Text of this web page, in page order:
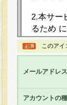
2.本サー
るため
ト（以下
ージを設
し、そ
るもの
員に対し
た全ての
このア
メールアドレス
アカウントの